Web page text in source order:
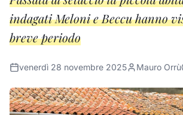
indagati Meloni e Beccu hanno
breve periodo
venerdì 28 novembre 2025 Mauro Orrù